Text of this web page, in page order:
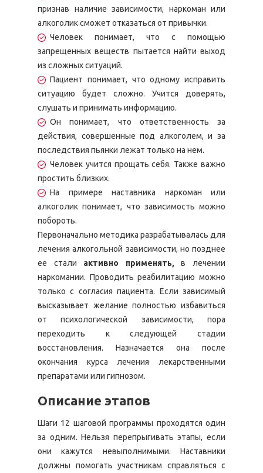
признав наличие зависимости, наркоман или
алкоголик сможет отказаться от привычки.
Человек понимает, что с помощью
запрещенных веществ пытается найти выход
из сложных ситуаций.
Пациент понимает, что одному исправить
ситуацию будет сложно. Учится доверять,
слушать и принимать информацию.
Он понимает, что ответственность за
действия, совершенные под алкоголем, и за
последствия пьянки лежат только на нем.
Человек учится прощать себя. Также важно
простить близких.
На примере наставника наркоман или
алкоголик понимает, что зависимость можно
побороть.
Первоначально методика разрабатывалась для
лечения алкогольной зависимости, но позднее
ее стали активно применять, в лечении
наркомании. Проводить реабилитацию можно
только с согласия пациента. Если зависимый
высказывает желание полностью избавиться
от психологической зависимости, пора
переходить к следующей стадии
восстановления. Назначается она после
окончания курса лечения лекарственными
препаратами или гипнозом.
Описание этапов
Шаги 12 шаговой программы проходятся один
за одним. Нельзя перепрыгивать этапы, если
они кажутся невыполнимыми. Наставники
должны помогать участникам справляться с